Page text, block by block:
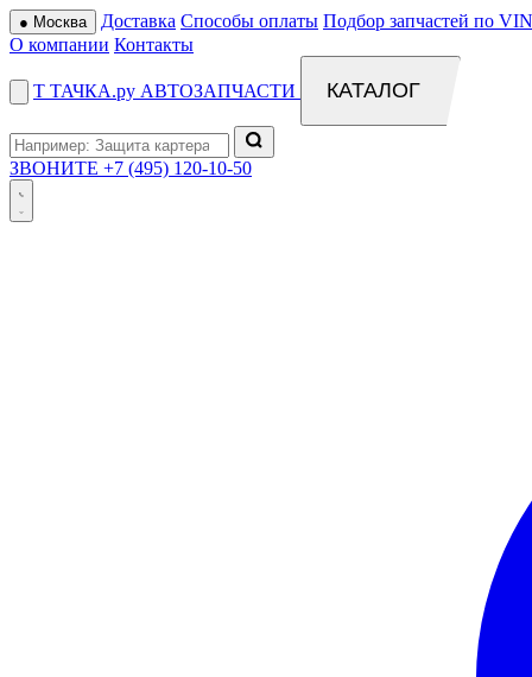
● Москва Доставка Способы оплаты Подбор запчастей по
О компании Контакты
Т ТАЧКА.ру АВТОЗАПЧАСТИ КАТАЛОГ
ЗВОНИТЕ +7 (495) 120-10-50